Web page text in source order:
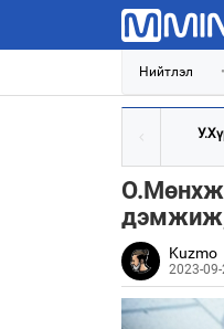
Нийтлэл •
дэмжиж,
Kuzmo
2023-09-